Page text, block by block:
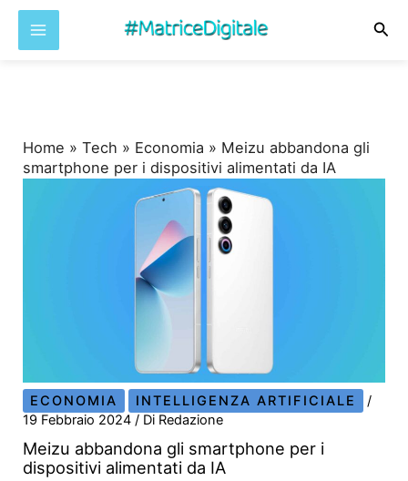
Home »Tech » Economia » Meizu abbandona gli
smartphone per i dispositivi alimentati da IA
ECONOMIA INTELLIGENZA ARTIFICIALE
/
19 Febbraio 2024/ Di Redazione
Meizu abbandona gli smartphone per i
dispositivi alimentati da IA